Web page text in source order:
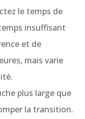
le temps de
insuffisant
et de
mais varie
plus large que
la transition.